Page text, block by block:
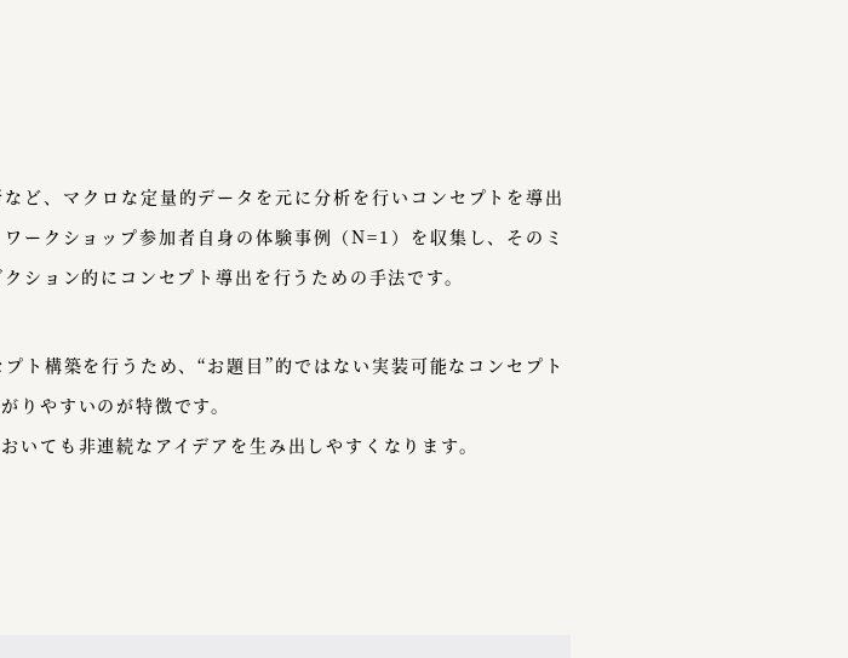
ど、マクロな定量的データを元に分析を行いコンセプトを導出
ークショップ参加者自身の体験事例（N=1）を収集し、そのミ
ション的にコンセプト導出を行うための手法です。
ト構築を行うため、“お題目”的ではない実装可能なコンセプト
りやすいのが特徴です。
ても非連続なアイデアを生み出しやすくなります。